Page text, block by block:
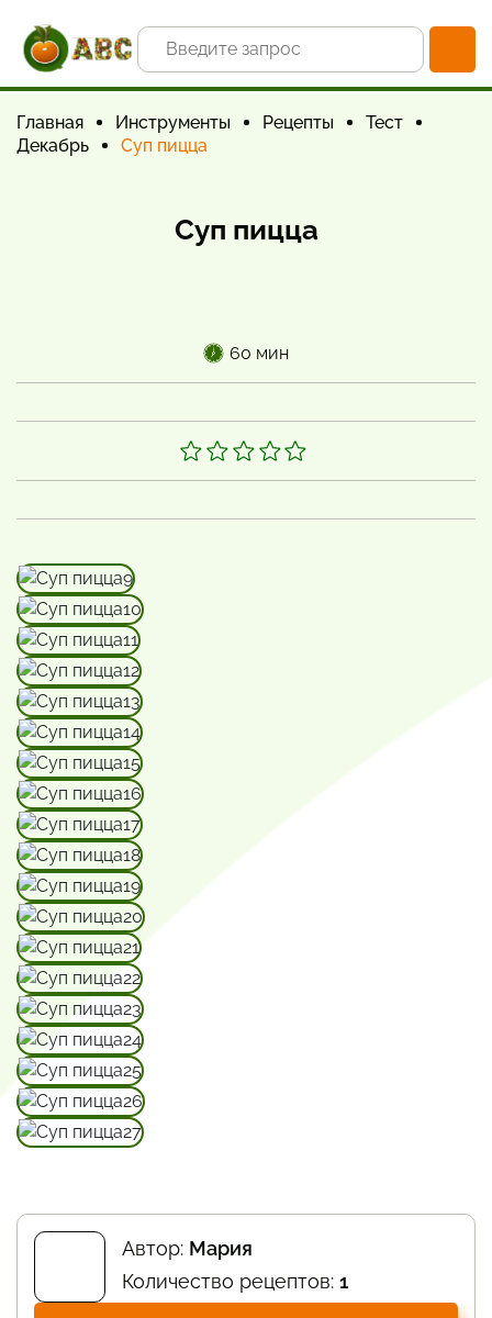
Главная Инструменты Рецепты
Тест
Декабрь
Суп пицца
Суп пицца
60 мин
Автор: Мария
Количество рецептов: 1